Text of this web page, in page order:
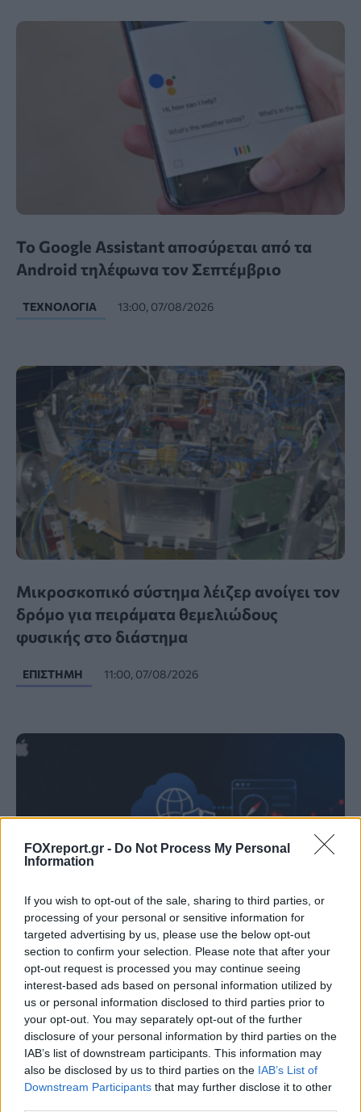
FOXreport.gr - Do Not Process My Personal
Information
If you wish to opt-out of the sale, sharing to third parties, or
processing of your personal or sensitive information for
targeted advertising by us, please use the below opt-out
section to confirm your selection. Please note that after your
opt-out request is processed you may continue seeing
interest-based ads based on personal information utilized by
us or personal information disclosed to third parties prior to
your opt-out. You may separately opt-out of the further
disclosure of your personal information by third parties on the
IAB’s list of downstream participants. This information may
also be disclosed by us to third parties on the IAB’s List of
Downstream Participants that may further disclose it to other
Το Google Assistant αποσύρεται από τα
Android τηλέφωνα τον Σεπτέμβριο
ΤΕΧΝΟΛΟΓΊΑ 13:00, 07/08/2026
Μικροσκοπικό σύστημα λέιζερ ανοίγει τον
δρόμο για πειράματα θεμελιώδους
φυσικής στο διάστημα
ΕΠΙΣΤΉΜΗ 11:00, 07/08/2026
Κενό ασφαλείας στο iCloud Private Relay
της Apple μπορεί να αποκαλύψει την
πραγματική διεύθυνση IP
MUST READ 09:00, 07/08/2026